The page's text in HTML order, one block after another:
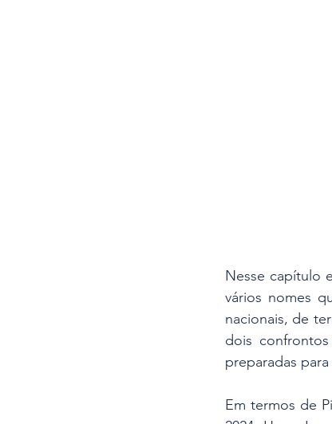
Nesse capítulo
vários nomes
nacionais, de
dois
preparadas
Em termos de